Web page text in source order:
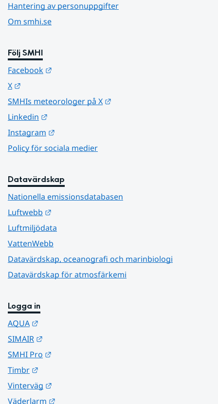
Hantering av personuppgifter
Om smhi.se
Följ SMHI
Facebook
X
SMHIs meteorologer på X
Linkedin
Instagram
Policy för sociala medier
Datavärdskap
Nationella emissionsdatabasen
Luftwebb
Luftmiljödata
VattenWebb
Datavärdskap, oceanografi och marinbiologi
Datavärdskap för atmosfärkemi
Logga in
AQUA
SIMAIR
SMHI Pro
Timbr
Vinterväg
Väderlarm